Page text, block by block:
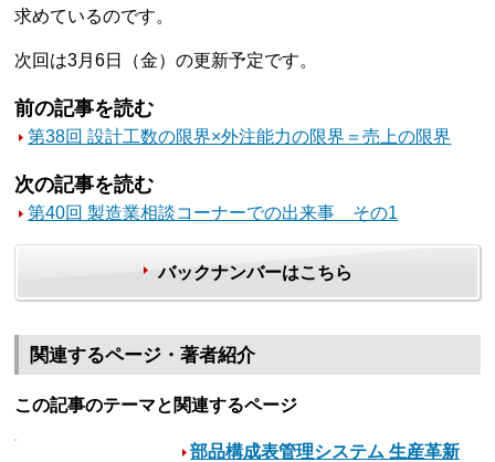
求めているのです。
次回は3月6日（金）の更新予定です。
前の記事を読む
第38回 設計工数の限界×外注能力の限界＝売上の限界
次の記事を読む
第40回 製造業相談コーナーでの出来事 その1
バックナンバーはこちら
関連するページ・著者紹介
この記事のテーマと関連するページ
部品構成表管理システム 生産革新